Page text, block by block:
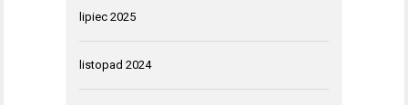
lipiec 2025
listopad 2024